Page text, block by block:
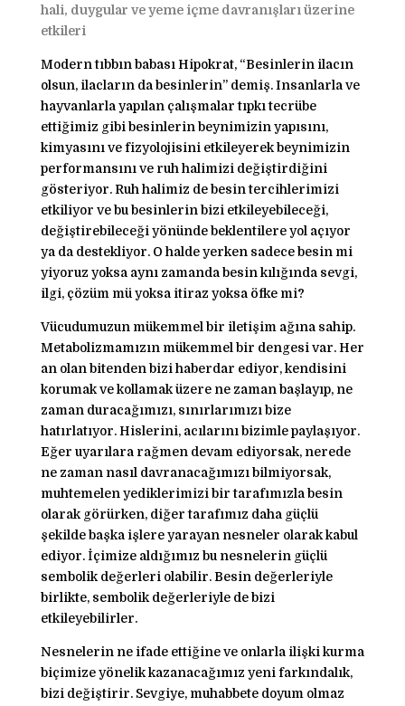
hali, duygular ve yeme içme davranışları üzerine
etkileri
Modern tıbbın babası Hipokrat, “Besinlerin ilacın
olsun, ilacların da besinlerin” demiş. Insanlarla ve
hayvanlarla yapılan çalışmalar tıpkı tecrübe
ettiğimiz gibi besinlerin beynimizin yapısını,
kimyasını ve fizyolojisini etkileyerek beynimizin
performansını ve ruh halimizi değiştirdiğini
gösteriyor. Ruh halimiz de besin tercihlerimizi
etkiliyor ve bu besinlerin bizi etkileyebileceği,
değiştirebileceği yönünde beklentilere yol açıyor
ya da destekliyor. O halde yerken sadece besin mi
yiyoruz yoksa aynı zamanda besin kılığında sevgi,
ilgi, çözüm mü yoksa itiraz yoksa öfke mi?
Vücudumuzun mükemmel bir iletişim ağına sahip.
Metabolizmamızın mükemmel bir dengesi var. Her
an olan bitenden bizi haberdar ediyor, kendisini
korumak ve kollamak üzere ne zaman başlayıp, ne
zaman duracağımızı, sınırlarımızı bize
hatırlatıyor. Hislerini, acılarını bizimle paylaşıyor.
Eğer uyarılara rağmen devam ediyorsak, nerede
ne zaman nasıl davranacağımızı bilmiyorsak,
muhtemelen yediklerimizi bir tarafımızla besin
olarak görürken, diğer tarafımız daha güçlü
şekilde başka işlere yarayan nesneler olarak kabul
ediyor. İçimize aldığımız bu nesnelerin güçlü
sembolik değerleri olabilir. Besin değerleriyle
birlikte, sembolik değerleriyle de bizi
etkileyebilirler.
Nesnelerin ne ifade ettiğine ve onlarla ilişki kurma
biçimize yönelik kazanacağımız yeni farkındalık,
bizi değiştirir. Sevgiye, muhabbete doyum olmaz